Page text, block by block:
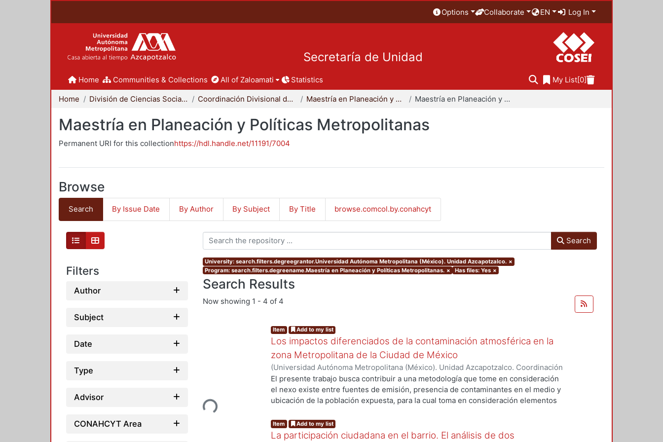
Options Collaborate EN Log In
Secretaría de Unidad
Home Communities & Collections All of Zaloamati Statistics My List[0]
Home División de Ciencias Sociales y Humanidades Coordinación Divisional de Posgrado Maestría en Planeación y Políticas Metropolitanas Maestría en Planeación y Políticas Metropolitanas
Maestría en Planeación y Políticas Metropolitanas
Permanent URI for this collectionhttps://hdl.handle.net/11191/7004
Browse
Search By Issue Date By Author By Subject By Title browse.comcol.by.conahcyt
Filters
Author
Subject
Date
Type
Advisor
CONAHCYT Area
Search
University: search.filters.degreegrantor.Universidad Autónoma Metropolitana (México). Unidad Azcapotzalco. ×
Program: search.filters.degreename.Maestría en Planeación y Políticas Metropolitanas. × Has files: Yes ×
Search Results
Now showing 1 - 4 of 4
Loading...
Item Add to my list
Los impactos diferenciados de la contaminación atmosférica en la
zona Metropolitana de la Ciudad de México
(Universidad Autónoma Metropolitana (México). Unidad Azcapotzalco. Coordinación
de Servicios de Información.,2002-08-15)Tavera Sánchez, Lina
El presente trabajo busca contribuir a una metodología que tome en consideración
el nexo existe entre fuentes de emisión, presencia de contaminantes en el medio y
ubicación de la población expuesta, para la cual toma en consideración elementos
motivos de trabajo y escuela; la ubicación física de la población vulnerable; las
mediciones de contaminantes como ozono y partículas de fracción respirable (PM
Item Add to my list
La participación ciudadana en el barrio. El análisis de dos